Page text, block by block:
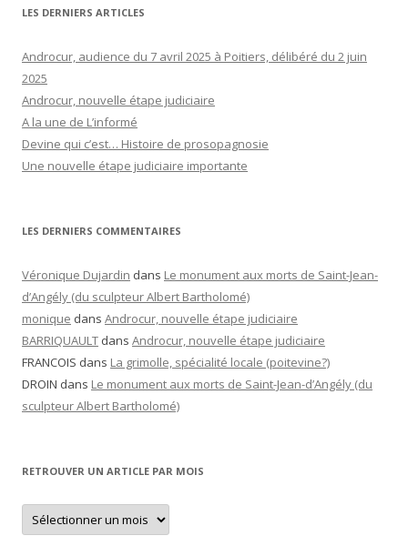
LES DERNIERS ARTICLES
Androcur, audience du 7 avril 2025 à Poitiers, délibéré du 2 juin
2025
Androcur, nouvelle étape judiciaire
A la une de L’informé
Devine qui c’est… Histoire de prosopagnosie
Une nouvelle étape judiciaire importante
LES DERNIERS COMMENTAIRES
Véronique Dujardin dans Le monument aux morts de Saint-Jean-
d’Angély (du sculpteur Albert Bartholomé)
monique dans Androcur, nouvelle étape judiciaire
BARRIQUAULT dans Androcur, nouvelle étape judiciaire
FRANCOIS dans La grimolle, spécialité locale (poitevine?)
DROIN dans Le monument aux morts de Saint-Jean-d’Angély (du
sculpteur Albert Bartholomé)
RETROUVER UN ARTICLE PAR MOIS
Retrouver
un
article